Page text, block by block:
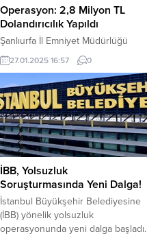
Operasyon: 2,8 Milyon TL
Dolandırıcılık Yapıldı
Şanlıurfa İl Emniyet Müdürlüğü
tarafından Harran ilçesinde
gerçekleştirilen operasyonla,
telefon dolandırıcılığına karışan 3
kişi suçüstü yakalanarak gözaltına
alındı. Operasyon sırasında yapılan
aramalarda, 4 adet cep telefonu, 4
adet sim kartı, 1 adet hafıza kartı ile
yanan soba içerisinde 5 cep
telefonu ve 2 sim kartı ele
geçirildi.Yapılan incelemelerde,
şüphelilerin farklı...
27.01.2025 16:57 0
İBB, Yolsuzluk
Soruşturmasında Yeni Dalga!
İstanbul Büyükşehir Belediyesine
(İBB) yönelik yolsuzluk
operasyonunda yeni dalga başladı.